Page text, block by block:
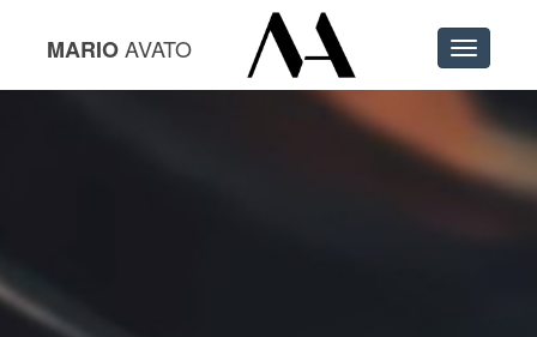
Toggle
MARIOAVATO